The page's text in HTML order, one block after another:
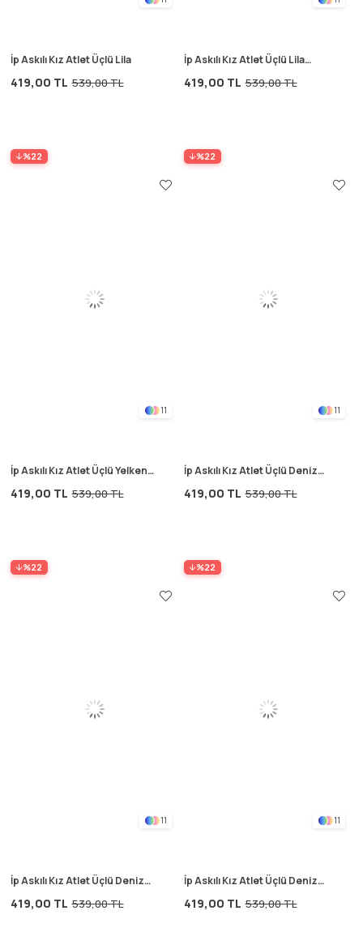
İp Askılı Kız Atlet Üçlü Lila
419,00 TL 539,00 TL
%22
İp Askılı Kız Atlet Üçlü Lila
419,00 TL 539,00 TL
%22
11
İp Askılı Kız Atlet Üçlü Yelken
419,00 TL 539,00 TL
%22
11
İp Askılı Kız Atlet Üçlü Deniz
419,00 TL 539,00 TL
%22
11
İp Askılı Kız Atlet Üçlü Deniz
419,00 TL 539,00 TL
11
İp Askılı Kız Atlet Üçlü Deniz
419,00 TL 539,00 TL